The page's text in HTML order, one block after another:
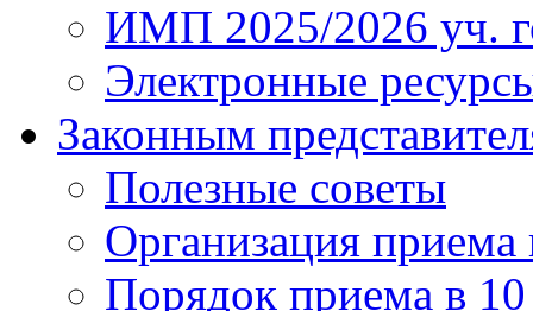
ИМП 2025/2026 уч.
Электронные
Законным
Полезные советы
Организация приема
Порядок приема в 10